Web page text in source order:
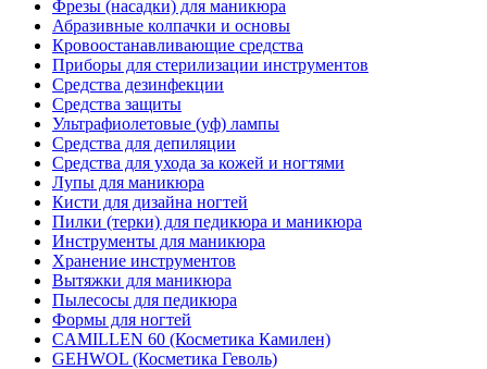
Фрезы (насадки) для маникюра
Абразивные колпачки и основы
Кровоостанавливающие средства
Приборы для стерилизации инструментов
Средства дезинфекции
Средства защиты
Ультрафиолетовые (уф) лампы
Средства для депиляции
Средства для ухода за кожей и ногтями
Лупы для маникюра
Кисти для дизайна ногтей
Пилки (терки) для педикюра и маникюра
Инструменты для маникюра
Хранение инструментов
Вытяжки для маникюра
Пылесосы для педикюра
Формы для ногтей
CAMILLEN 60 (Косметика Камилен)
GEHWOL (Косметика Геволь)